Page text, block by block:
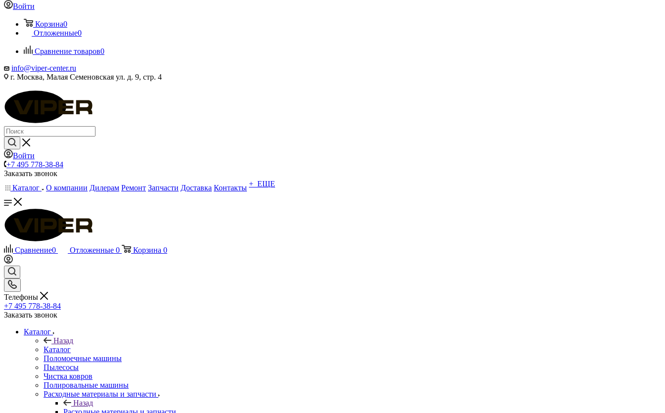
Войти
Корзина0
Отложенные0
Сравнение товаров0
info@viper-center.ru
г. Москва, Малая Семеновская ул. д. 9, стр. 4
Войти
+7 495 778-38-84
Заказать звонок
Каталог
О компании Дилерам Ремонт Запчасти Доставка Контакты + ЕЩЕ
Сравнение0 Отложенные 0 Корзина 0
Телефоны
+7 495 778-38-84
Заказать звонок
Каталог
Назад
Каталог
Поломоечные машины
Пылесосы
Чистка ковров
Полировальные машины
Расходные материалы и запчасти
Назад